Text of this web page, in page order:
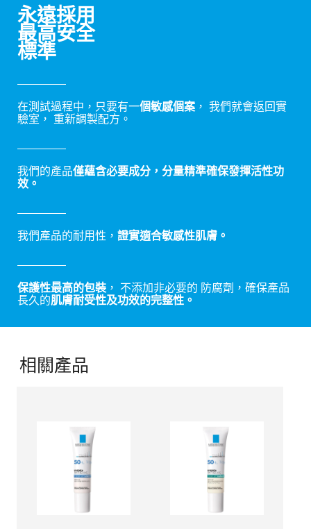
永遠採用
最高安全
標準
在測試過程中，只要有一個敏感個案 ， 我們就會返回實
驗室， 重新調製配方。
我們的產品僅蘊含必要成分，分量精準確保發揮活性功
效。
我們產品的耐用性， 證實適合敏感性肌膚。
保護性最高的包裝， 不添加非必要的 防腐劑，確保產品
長久的肌膚耐受性及功效的完整性。
相關產品